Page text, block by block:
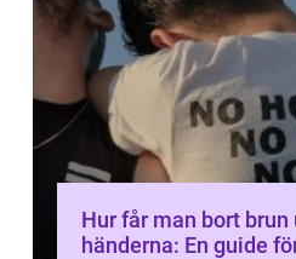
Hur får man bort brun
händerna: En guide